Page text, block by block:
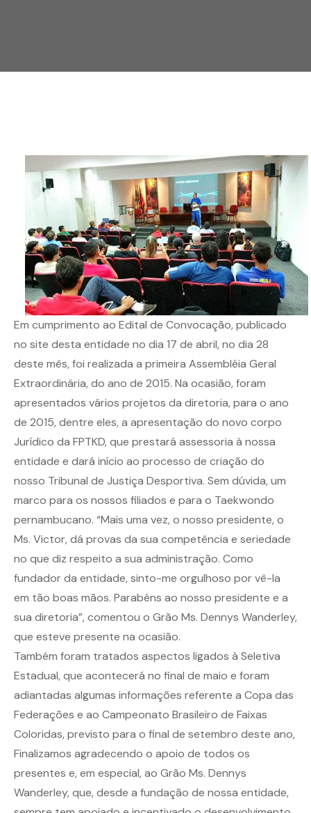
Em cumprimento ao Edital de Convocação, publicado
no site desta entidade no dia 17 de abril, no dia 28
deste mês, foi realizada a primeira Assembléia Geral
Extraordinária, do ano de 2015. Na ocasião, foram
apresentados vários projetos da diretoria, para o ano
de 2015, dentre eles, a apresentação do novo corpo
Jurídico da FPTKD, que prestará assessoria à nossa
entidade e dará início ao processo de criação do
nosso Tribunal de Justiça Desportiva. Sem dúvida, um
marco para os nossos filiados e para o Taekwondo
pernambucano. “Mais uma vez, o nosso presidente, o
Ms. Victor, dá provas da sua competência e seriedade
no que diz respeito a sua administração. Como
fundador da entidade, sinto-me orgulhoso por vê-la
em tão boas mãos. Parabéns ao nosso presidente e a
sua diretoria”, comentou o Grão Ms. Dennys Wanderley,
que esteve presente na ocasião.
Também foram tratados aspectos ligados à Seletiva
Estadual, que acontecerá no final de maio e foram
adiantadas algumas informações referente a Copa das
Federações e ao Campeonato Brasileiro de Faixas
Coloridas, previsto para o final de setembro deste ano,
Finalizamos agradecendo o apoio de todos os
presentes e, em especial, ao Grão Ms. Dennys
Wanderley, que, desde a fundação de nossa entidade,